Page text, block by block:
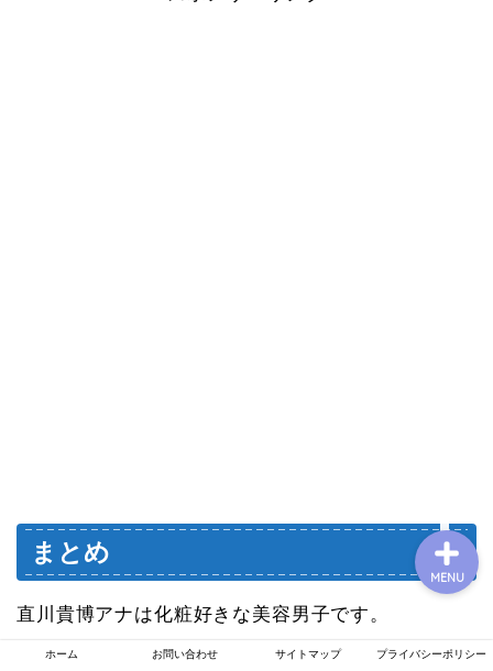
まとめ
直川貴博アナは化粧好きな美容男子です。
ホーム お問い合わせ サイトマップ プライバシーポリシー
MENU